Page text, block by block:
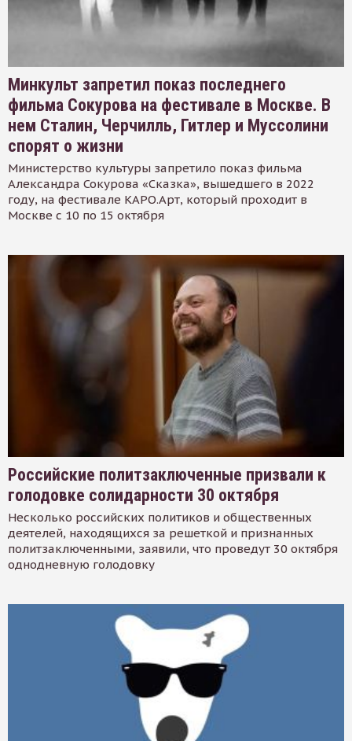
Минкульт запретил показ последнего
фильма Сокурова на фестивале в Москве. В
нем Сталин, Черчилль, Гитлер и Муссолини
спорят о жизни
Министерство культуры запретило показ фильма
Александра Сокурова «Сказка», вышедшего в 2022
году, на фестивале КАРО.Арт, который проходит в
Москве с 10 по 15 октября
Российские политзаключенные призвали к
голодовке солидарности 30 октября
Несколько российских политиков и общественных
деятелей, находящихся за решеткой и признанных
политзаключенными, заявили, что проведут 30 октября
однодневную голодовку